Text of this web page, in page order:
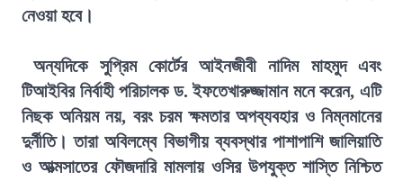
নেওয়া হবে।
অন্যদিকে সুপ্রিম কোর্টের আইনজীবী নাদিম মাহমুদ এবং
টিআইবির নির্বাহী পরিচালক ড. ইফতেখারুজ্জামান মনে করেন, এটি
নিছক অনিয়ম নয়, বরং চরম ক্ষমতার অপব্যবহার ও নিম্নমানের
দুর্নীতি। তারা অবিলম্বে বিভাগীয় ব্যবস্থার পাশাপাশি জালিয়াতি
ও আত্মসাতের ফৌজদারি মামলায় ওসির উপযুক্ত শাস্তি নিশ্চিত